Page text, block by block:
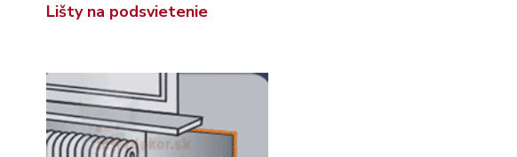
Lišty na podsvietenie